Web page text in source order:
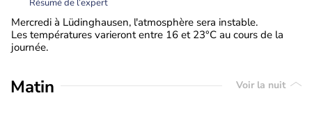
Résumé de l’expert
Mercredi à Lüdinghausen, l'atmosphère sera instable.
Les températures varieront entre 16 et 23°C au cours de la
journée.
Matin Voir la nuit